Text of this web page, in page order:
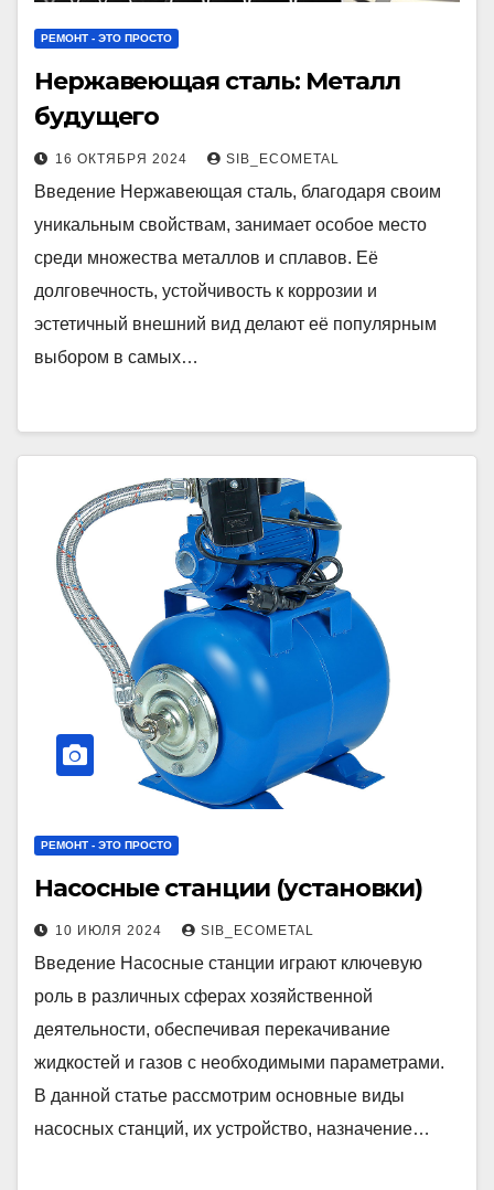
РЕМОНТ - ЭТО ПРОСТО
Нержавеющая сталь: Металл
будущего
16 ОКТЯБРЯ 2024 SIB_ECOMETAL
Введение Нержавеющая сталь, благодаря своим
уникальным свойствам, занимает особое место
среди множества металлов и сплавов. Её
долговечность, устойчивость к коррозии и
эстетичный внешний вид делают её популярным
выбором в самых…
РЕМОНТ - ЭТО ПРОСТО
Насосные станции (установки)
10 ИЮЛЯ 2024 SIB_ECOMETAL
Введение Насосные станции играют ключевую
роль в различных сферах хозяйственной
деятельности, обеспечивая перекачивание
жидкостей и газов с необходимыми параметрами.
В данной статье рассмотрим основные виды
насосных станций, их устройство, назначение…